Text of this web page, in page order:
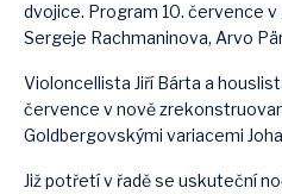
dvojice. Program 10. července v
Sergeje Rachmaninova, Arvo
Violoncellista Jiří Bárta a
července v nově
Goldbergovskými variacemi
Již potřetí v řadě se uskuteční